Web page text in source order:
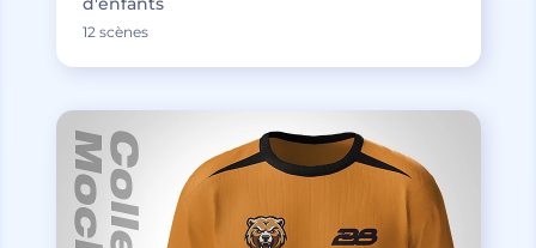
12 scènes